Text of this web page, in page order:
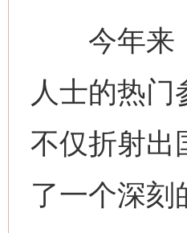
今年来，
人士的热
不仅折射出
了一个深刻